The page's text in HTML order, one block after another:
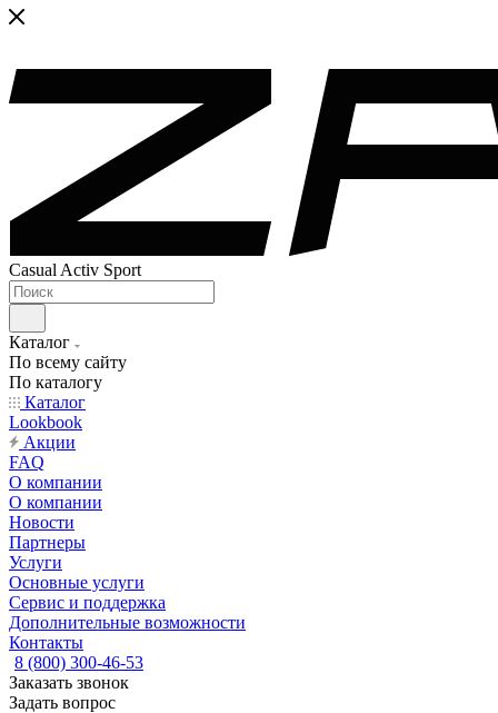
Casual Activ Sport
Каталог
По всему сайту
По каталогу
Каталог
Lookbook
Акции
FAQ
О компании
О компании
Новости
Партнеры
Услуги
Основные услуги
Сервис и поддержка
Дополнительные возможности
Контакты
8 (800) 300-46-53
Заказать звонок
Задать вопрос